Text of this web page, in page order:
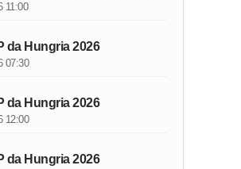
11:00
da Hungria 2026
07:30
da Hungria 2026
12:00
da Hungria 2026